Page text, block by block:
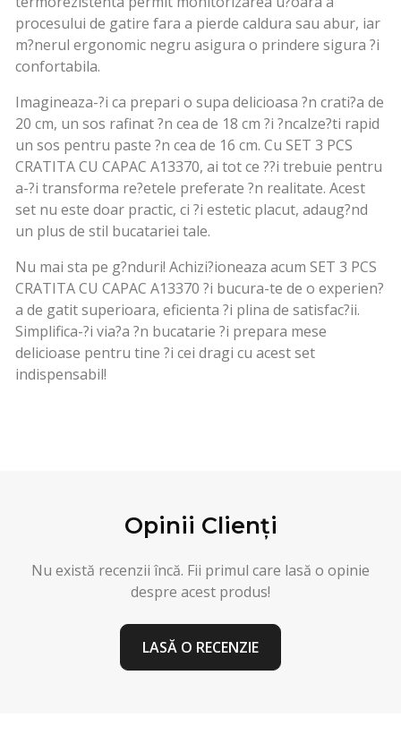
procesului de gatire fara a pierde caldura sau abur, iar
m?nerul ergonomic negru asigura o prindere sigura ?i
confortabila.
Imagineaza-?i ca prepari o supa delicioasa ?n crati?a de
20 cm, un sos rafinat ?n cea de 18 cm ?i ?ncalze?ti rapid
un sos pentru paste ?n cea de 16 cm. Cu SET 3 PCS
CRATITA CU CAPAC A13370, ai tot ce ??i trebuie pentru
a-?i transforma re?etele preferate ?n realitate. Acest
set nu este doar practic, ci ?i estetic placut, adaug?nd
un plus de stil bucatariei tale.
Nu mai sta pe g?nduri! Achizi?ioneaza acum SET 3 PCS
CRATITA CU CAPAC A13370 ?i bucura-te de o experien?
a de gatit superioara, eficienta ?i plina de satisfac?ii.
Simplifica-?i via?a ?n bucatarie ?i prepara mese
delicioase pentru tine ?i cei dragi cu acest set
indispensabil!
Opinii Clienți
Nu există recenzii încă. Fii primul care lasă o opinie
despre acest produs!
LASĂ O RECENZIE